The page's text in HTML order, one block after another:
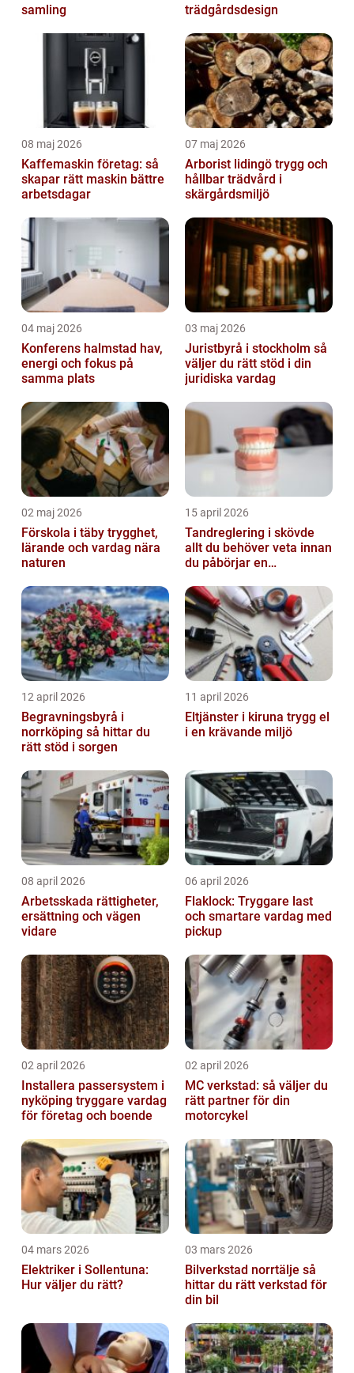
samling
trädgårdsdesign
08 maj 2026
Kaffemaskin företag: så
skapar rätt maskin bättre
arbetsdagar
07 maj 2026
Arborist lidingö trygg och
hållbar trädvård i
skärgårdsmiljö
04 maj 2026
Konferens halmstad hav,
energi och fokus på
samma plats
03 maj 2026
Juristbyrå i stockholm så
väljer du rätt stöd i din
juridiska vardag
02 maj 2026
Förskola i täby trygghet,
lärande och vardag nära
naturen
15 april 2026
Tandreglering i skövde
allt du behöver veta innan
du påbörjar en
12 april 2026
Begravningsbyrå i
norrköping så hittar du
rätt stöd i sorgen
11 april 2026
Eltjänster i kiruna trygg el
i en krävande miljö
08 april 2026
Arbetsskada rättigheter,
ersättning och vägen
vidare
06 april 2026
Flaklock: Tryggare last
och smartare vardag med
pickup
02 april 2026
Installera passersystem i
nyköping tryggare vardag
för företag och boende
02 april 2026
MC verkstad: så väljer du
rätt partner för din
motorcykel
04 mars 2026
Elektriker i Sollentuna:
Hur väljer du rätt?
03 mars 2026
Bilverkstad norrtälje så
hittar du rätt verkstad för
din bil